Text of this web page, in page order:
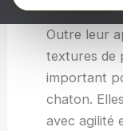
Outre leur
textures de
important
chaton.
avec agilité